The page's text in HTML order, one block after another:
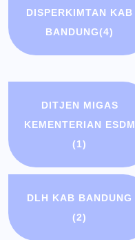
DISPERKIMTAN KAB
BANDUNG(4)
DITJEN MIGAS
KEMENTERIAN ESDM
(1)
DLH KAB BANDUNG
(2)